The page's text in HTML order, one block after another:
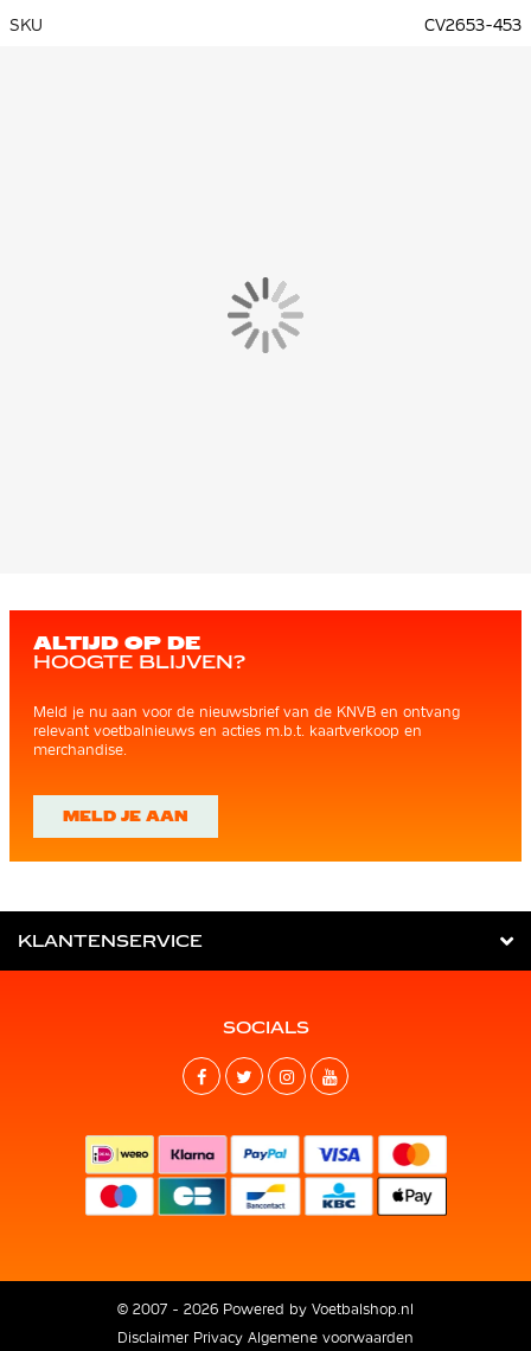
SKU CV2653-453
ALTIJD OP DE
HOOGTE BLIJVEN?
Meld je nu aan voor de nieuwsbrief van de KNVB en ontvang
relevant voetbalnieuws en acties m.b.t. kaartverkoop en
merchandise.
MELD JE AAN
KLANTENSERVICE
SOCIALS
© 2007 - 2026 Powered by Voetbalshop.nl
Disclaimer Privacy Algemene voorwaarden